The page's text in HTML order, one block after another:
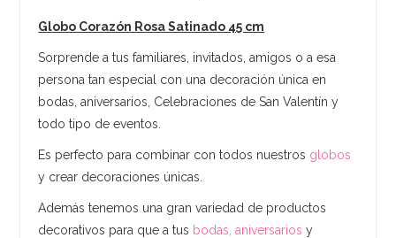
Globo Corazón Rosa Satinado 45 cm
Sorprende a tus familiares, invitados, amigos o a esa
persona tan especial con una decoración única en
bodas, aniversarios, Celebraciones de San Valentín y
todo tipo de eventos.
Es perfecto para combinar con todos nuestros globos
y crear decoraciones únicas.
Además tenemos una gran variedad de productos
decorativos para que a tus bodas, aniversarios y